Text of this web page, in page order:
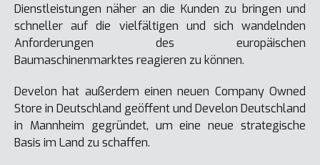
Dienstleistungen näher an die Kunden zu bringen und
schneller auf die vielfältigen und sich wandelnden
Anforderungen des europäischen
Baumaschinenmarktes reagieren zu können.
Develon hat außerdem einen neuen Company Owned
Store in Deutschland geöffent und Develon Deutschland
in Mannheim gegründet, um eine neue strategische
Basis im Land zu schaffen.